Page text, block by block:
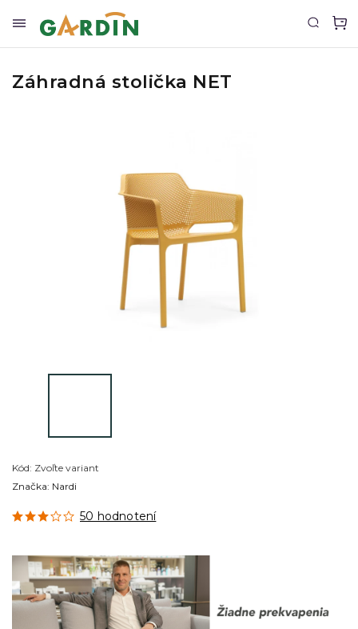
Záhradná stolička NET
Kód: Zvoľte variant
50 hodnotení
Značka: Nardi